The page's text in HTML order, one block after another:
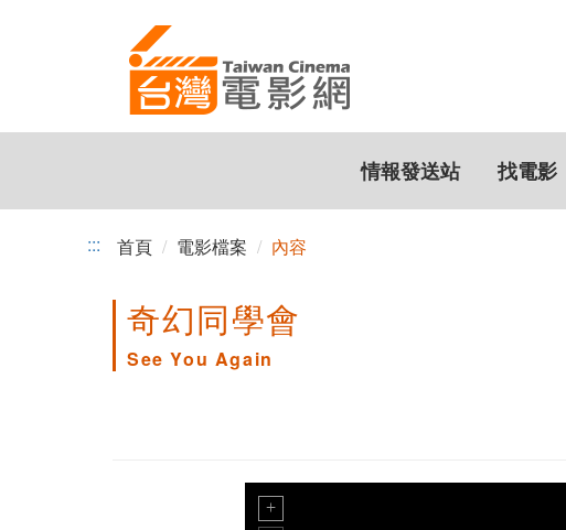
情報發送站 找電影
::: 首頁 電影檔案 內容
奇幻同學會
See You Again